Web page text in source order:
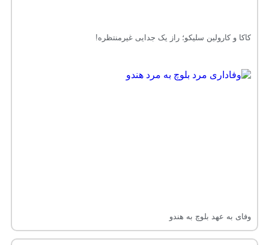
کاکا و کارولین سلیکو؛ راز یک جدایی غیرمنتظره!
وفای به عهد بلوچ به هندو